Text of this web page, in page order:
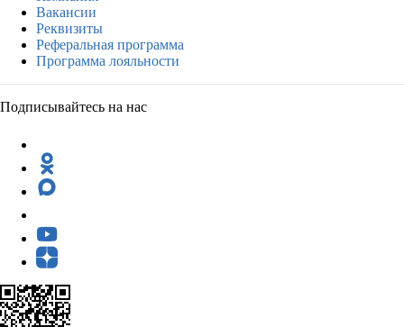
Вакансии
Реквизиты
Реферальная программа
Программа лояльности
Подписывайтесь на нас